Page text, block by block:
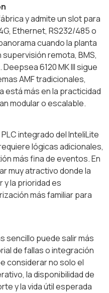
y admite un slot para
Ethernet, RS232/485 o
cuando la planta
remota, BMS,
6120 MK III sigue
AMF tradicionales,
está más en la practicidad
modular o escalable.
integrado del InteliLite
lógicas adicionales,
más fina de eventos. En
muy atractivo donde la
la prioridad es
más familiar para
sencillo puede salir más
de fallas o integración
considerar no solo el
la disponibilidad de
y la vida útil esperada